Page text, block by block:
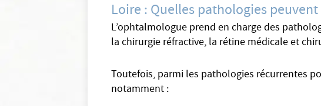
Loire : Quelles pathologies
L’ophtalmologue prend en charge des
la chirurgie réfractive, la rétine médicale et
Toutefois, parmi les pathologies récurrentes
notamment :